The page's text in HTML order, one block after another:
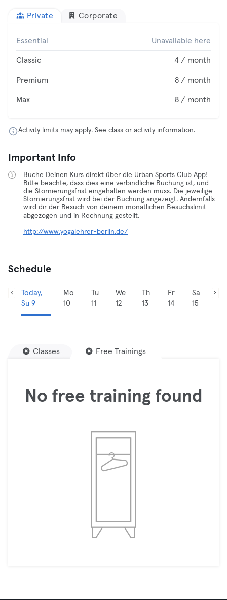
Private Corporate
Essential Unavailable here
Classic 4 / month
Premium 8 / month
Max 8 / month
Activity limits may apply. See class or activity information.
Important Info
Buche Deinen Kurs direkt über die Urban Sports Club App!
Bitte beachte, dass dies eine verbindliche Buchung ist, und
die Stornierungsfrist eingehalten werden muss. Die jeweilige
Stornierungsfrist wird bei der Buchung angezeigt. Andernfalls
wird dir der Besuch von deinem monatlichen Besuchslimit
abgezogen und in Rechnung gestellt.
http://www.yogalehrer-berlin.de/
Schedule
Today,
Su 9
Mo
10
Tu
11
We
12
Th
13
Fr
14
Sa
15
Classes Free Trainings
No free training found